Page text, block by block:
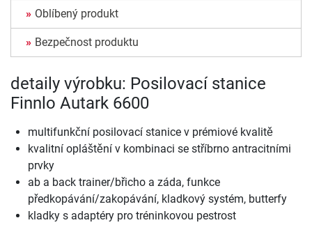
Oblíbený produkt
Bezpečnost produktu
detaily výrobku: Posilovací stanice
Finnlo Autark 6600
multifunkční posilovací stanice v prémiové kvalitě
kvalitní opláštění v kombinaci se stříbrno antracitními
prvky
ab a back trainer/břicho a záda, funkce
předkopávání/zakopávání, kladkový systém, butterfy
kladky s adaptéry pro tréninkovou pestrost